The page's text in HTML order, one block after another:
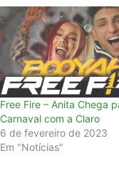
Free Fire – Anita Chega
Carnaval com a Claro
6 de fevereiro de 2023
Em "Notícias"